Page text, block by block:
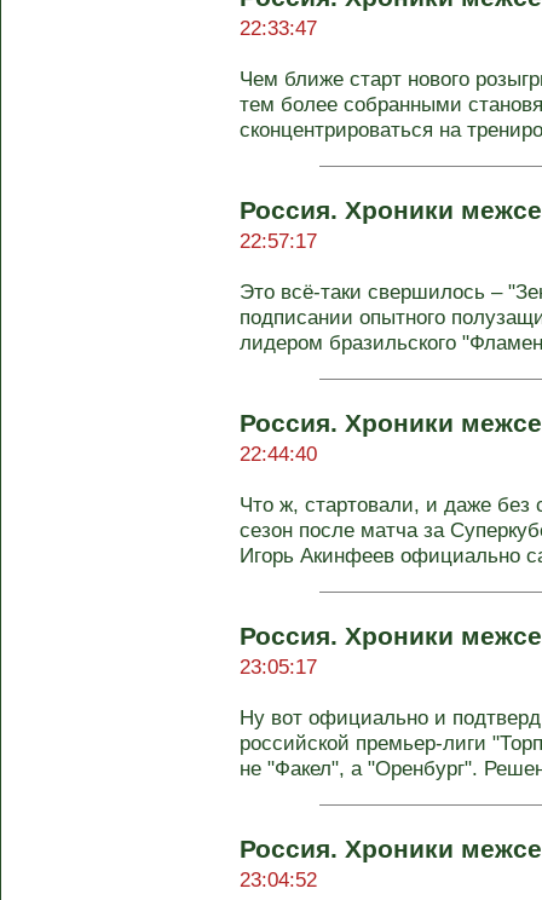
22:33:47
Чем ближе старт нового
тем более собранными
сконцентрироваться на
Россия. Хроники
22:57:17
Это всё-таки свершилось –
подписании опытного
лидером бразильского
Россия. Хроники
22:44:40
Что ж, стартовали, и даже без
сезон после матча за
Игорь Акинфеев официально
Россия. Хроники
23:05:17
Ну вот официально и
российской премьер-лиги
не "Факел", а "Оренбург".
Россия. Хроники
23:04:52